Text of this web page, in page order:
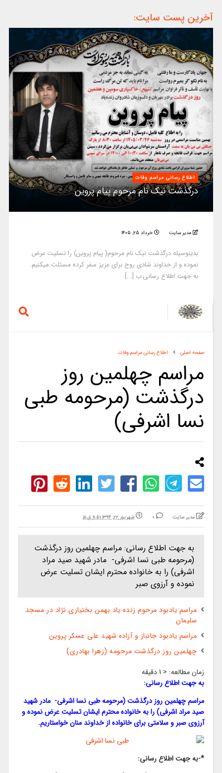
آخرین پست سایت:
اطلاع رسانی مراسم وفات
درگذشت نیک نام مرحوم پیام پروین
مدیر سایت خرداد ۲۵, ۱۴۰۵
بدینوسیله درگذشت نیک نام مرحوم( پیام پروین) را تسلیت عرض
نموده و از خداوند شادی روح برای عزیز سفر کرده مسئلت میکنیم.
به جهت اطلاع رسانی:ب [...]
صفحه اصلی اطلاع رسانی مراسم وفات
مراسم چهلمین روز
درگذشت (مرحومه طبی
نسا اشرفی)
مدیر سایت 0 شهریور ۲۲, ۱۳۹۴ ۱۱:۵۱ ق.ظ
به جهت اطلاع رسانی: مراسم چهلمین روز درگذشت
(مرحومه طبی نسا اشرفی- مادر شهید صید مراد
اشرفی) را به خانواده محترم ایشان تسلیت عرض
نموده و آرزوی صبر
مراسم یادبود مرحوم زنده یاد بهمن بختیاری نژاد در مسجد
سلیمان
مراسم یادبود جانباز و آزاده شهید علی عسکر پروین
چهلمین روز درگذشت مرحومه (زهرا بهادری)
زمان مطالعه: < 1 دقیقه
به جهت اطلاع رسانی:
مراسم چهلمین روز درگذشت (مرحومه طبی نسا اشرفی- مادر شهید
صید مراد اشرفی) را به خانواده محترم ایشان تسلیت عرض نموده و
آرزوی صبر و سلامتی برای خانواده از خداوند منان خواستاریم.
*-به جهت اطلاع رسانی: